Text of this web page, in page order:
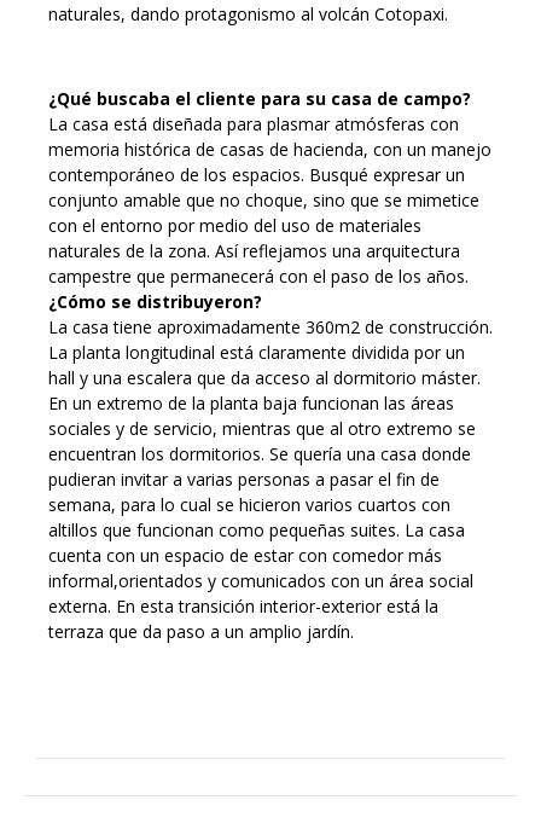
naturales, dando protagonismo al volcán Cotopaxi.
¿Qué buscaba el cliente para su casa de campo?
La casa está diseñada para plasmar atmósferas con
memoria histórica de casas de hacienda, con un manejo
contemporáneo de los espacios. Busqué expresar un
conjunto amable que no choque, sino que se mimetice
con el entorno por medio del uso de materiales
naturales de la zona. Así reflejamos una arquitectura
campestre que permanecerá con el paso de los años.
¿Cómo se distribuyeron?
La casa tiene aproximadamente 360m2 de construcción.
La planta longitudinal está claramente dividida por un
hall y una escalera que da acceso al dormitorio máster.
En un extremo de la planta baja funcionan las áreas
sociales y de servicio, mientras que al otro extremo se
encuentran los dormitorios. Se quería una casa donde
pudieran invitar a varias personas a pasar el fin de
semana, para lo cual se hicieron varios cuartos con
altillos que funcionan como pequeñas suites. La casa
cuenta con un espacio de estar con comedor más
informal,orientados y comunicados con un área social
externa. En esta transición interior-exterior está la
terraza que da paso a un amplio jardín.